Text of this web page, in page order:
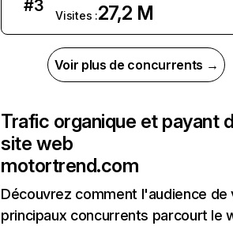
#3
Visites :27,2 M
Voir plus de concurrents →
Trafic organique et payant
site web
motortrend.com
Découvrez comment l'audience de
principaux concurrents parcourt le